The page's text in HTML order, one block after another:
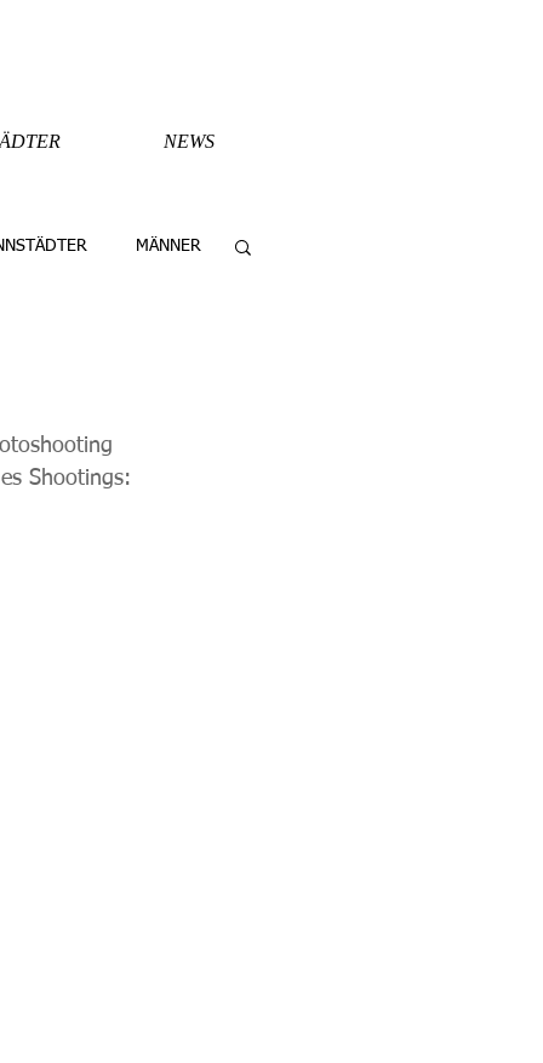
NEWS
MÄNNER
Shootings: